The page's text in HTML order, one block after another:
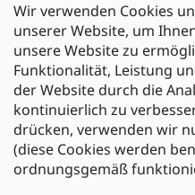
Wir verwenden Cookies
unserer Website, um
unsere Website zu
Funktionalität, Leistung
der Website durch die
kontinuierlich zu
drücken, verwenden wir
(diese Cookies werden
ordnungsgemäß
Filiale Ulm
Zahlung und Versand
Versand mit: